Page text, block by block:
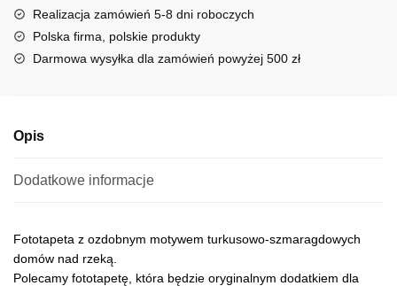
a
t
i
Realizacja zamówień 5-8 dni roboczych
Polska firma, polskie produkty
Darmowa wysyłka dla zamówień powyżej 500 zł
Opis
Dodatkowe informacje
Fototapeta z ozdobnym motywem turkusowo-szmaragdowych
domów nad rzeką.
Polecamy fototapetę, która będzie oryginalnym dodatkiem dla